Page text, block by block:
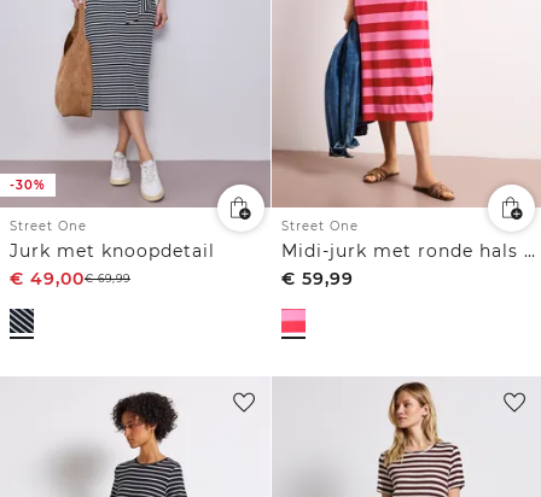
-30%
Street One
Jurk met knoopdetail
€ 49,00€69,99
Street One
Midi-jurk met ronde hals en strepen
€ 59,99